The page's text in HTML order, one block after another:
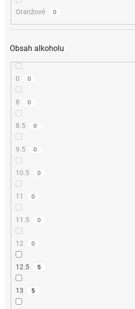
Oranžové 0
Obsah alkoholu
0 0
8 0
8.5 0
9.5 0
10.5 0
11 0
11.5 0
12 0
12.5 5
13 5